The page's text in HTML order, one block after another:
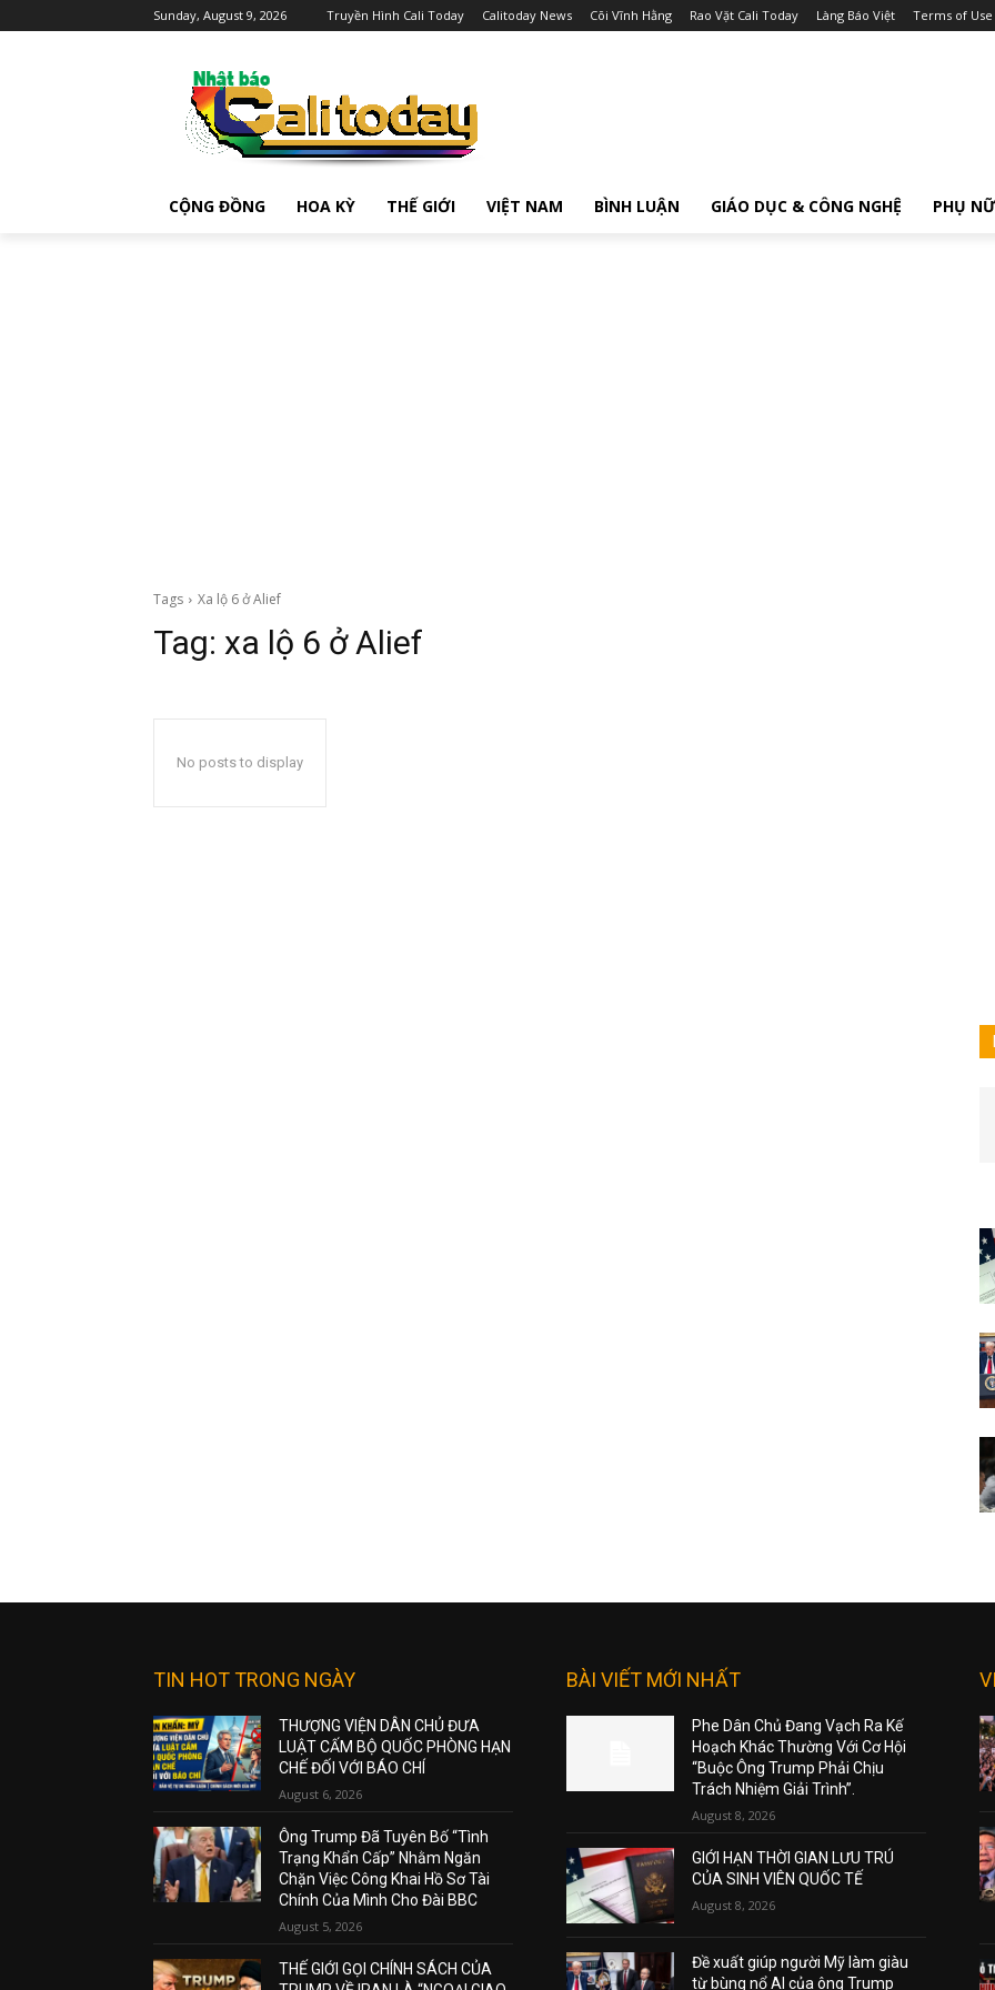
Sunday, August 9, 2026 Truyền Hình Cali Today Calitoday News Cõi Vĩnh Hằng Rao Vặt Cali Today Làng Báo Việt Terms of Use
CỘNG ĐỒNG HOA KỲ THẾ GIỚI VIỆT NAM BÌNH LUẬN GIÁO DỤC & CÔNG NGHỆ PHỤ NỮ
Tags Xa lộ 6 ở Alief
Tag: xa lộ 6 ở Alief
No posts to display
TIN HOT TRONG NGÀY
THƯỢNG VIỆN DÂN CHỦ ĐƯA
LUẬT CẤM BỘ QUỐC PHÒNG HẠN
CHẾ ĐỐI VỚI BÁO CHÍ
August 6, 2026
Ông Trump Đã Tuyên Bố “Tình
Trạng Khẩn Cấp” Nhằm Ngăn
Chặn Việc Công Khai Hồ Sơ Tài
Chính Của Mình Cho Đài BBC
August 5, 2026
THẾ GIỚI GỌI CHÍNH SÁCH CỦA
BÀI VIẾT MỚI NHẤT
Phe Dân Chủ Đang Vạch Ra Kế
Hoạch Khác Thường Với Cơ Hội
“Buộc Ông Trump Phải Chịu
Trách Nhiệm Giải Trình”.
August 8, 2026
GIỚI HẠN THỜI GIAN LƯU TRÚ
CỦA SINH VIÊN QUỐC TẾ
August 8, 2026
Đề xuất giúp người Mỹ làm giàu
từ bùng nổ AI của ông Trump